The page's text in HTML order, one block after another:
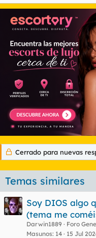
Cerrado para nuevas
Temas similares
Soy DIOS algo
(tema me
Darwin1889
Foro
Masunos 14 15 Jul